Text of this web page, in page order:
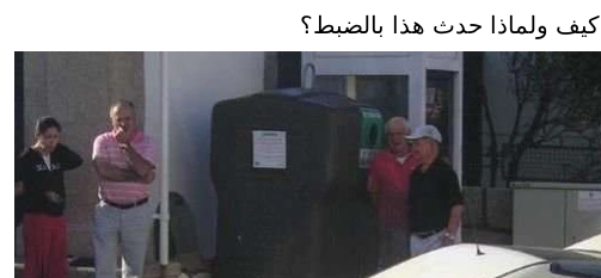
كيف ولماذا حدث هذا بالضبط؟